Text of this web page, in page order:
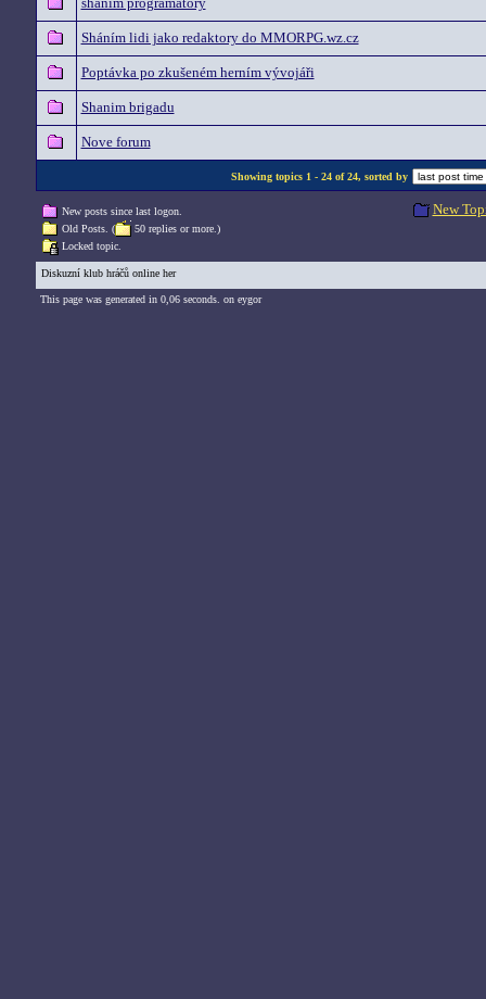
Sháním lidi jako redaktory do MMORPG.wz.cz
Poptávka po zkušeném herním vývojáři
Shanim brigadu
Nove forum
Showing topics 1 - 24 of 24, sorted by
New posts since last logon.
Old Posts. (
50 replies or more.)
Locked topic.
New
Diskuzní klub hráčů online her
This page was generated in 0,06 seconds. on eygor